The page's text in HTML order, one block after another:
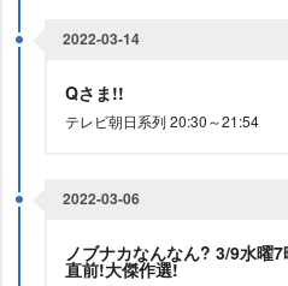
2022-03-14
Qさま!!
テレビ朝日系列 20:30～21:54
2022-03-06
ノブナカなんなん? 3/9水曜
直前!大傑作選!